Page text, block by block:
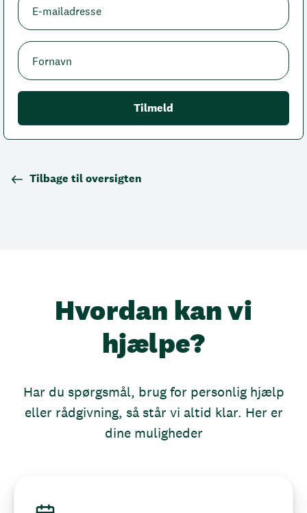
Tilbage til oversigten
Hvordan kan vi
hjælpe?
Har du spørgsmål, brug for personlig hjælp
eller rådgivning, så står vi altid klar. Her er
dine muligheder